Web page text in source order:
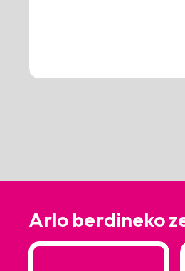
Arlo berdineko